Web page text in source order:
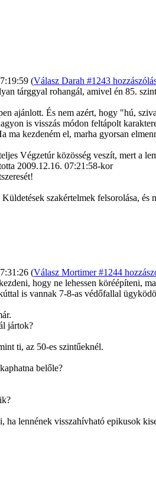
(Válasz Darah #1243
tárggyal rohangál, amivel én 85.
ajánlott. És nem azért, hogy "hú,
is visszás módon feltápolt
ma kezdeném el, marha gyorsan
Végzetúr közösség veszít, mert a
2009.12.16. 07:21:58-kor
szakértelmek felsorolása, és
(Válasz Mortimer #1244
hogy ne lehessen köréépíteni,
is vannak 7-8-as védőfallal
jártok?
ti, az 50-es szintűeknél.
belőle?
ha lennének visszahívható epikusok